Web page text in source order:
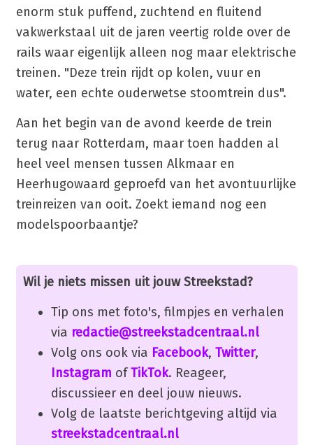
enorm stuk puffend, zuchtend en fluitend
vakwerkstaal uit de jaren veertig rolde over de
rails waar eigenlijk alleen nog maar elektrische
treinen. "Deze trein rijdt op kolen, vuur en
water, een echte ouderwetse stoomtrein dus".
Aan het begin van de avond keerde de trein
terug naar Rotterdam, maar toen hadden al
heel veel mensen tussen Alkmaar en
Heerhugowaard geproefd van het avontuurlijke
treinreizen van ooit. Zoekt iemand nog een
modelspoorbaantje?
Wil je niets missen uit jouw Streekstad?
Tip ons met foto's, filmpjes en verhalen
via redactie@streekstadcentraal.nl
Volg ons ook via Facebook, Twitter,
Instagram ofTikTok. Reageer,
discussieer en deel jouw nieuws.
Volg de laatste berichtgeving altijd via
streekstadcentraal.nl